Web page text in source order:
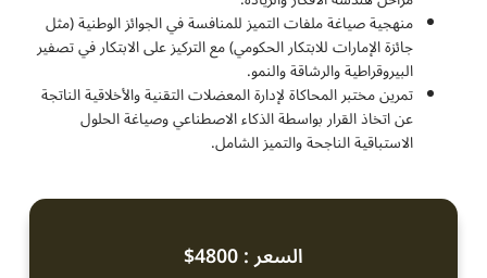
منهجية صياغة ملفات التميز للمنافسة في الجوائز الوطنية (مثل
جائزة الإمارات للابتكار الحكومي) مع التركيز على الابتكار في تصفير
البيروقراطية والرشاقة والنمو.
تمرين مختبر المحاكاة لإدارة المعضلات التقنية والأخلاقية الناتجة
عن اتخاذ القرار بواسطة الذكاء الاصطناعي وصياغة الحلول
الاستباقية الناجحة والتميز الشامل.
السعر : 4800$